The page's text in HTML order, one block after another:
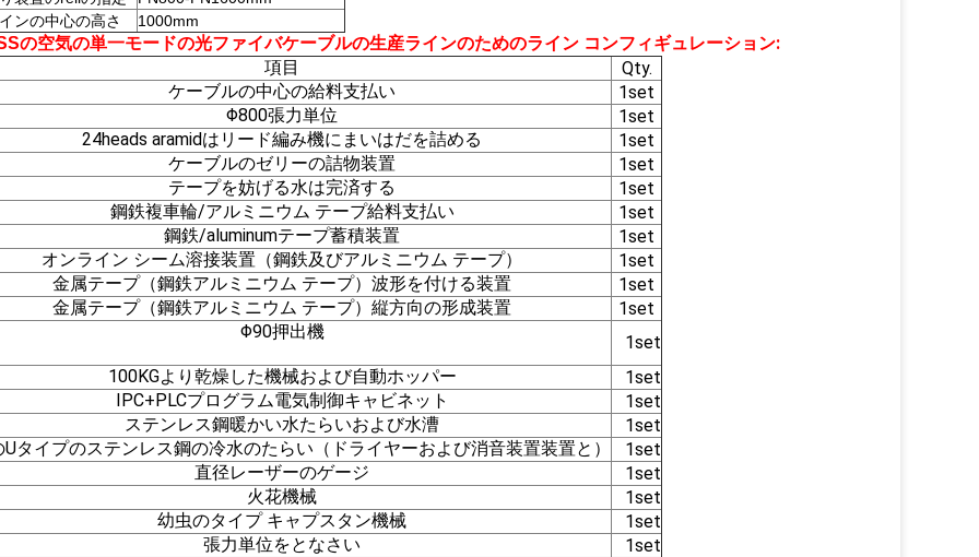
ンの中心の高さ
1000mm
の空気の単一モードの光ファイバケーブルの生産ラインのためのライン コンフィギュレーション:
項目
Qty.
ケーブルの中心の給料支払い
1set
Φ800張力単位
1set
24heads aramidはリード編み機にまいはだを詰める
1set
ケーブルのゼリーの詰物装置
1set
テープを妨げる水は完済する
1set
鋼鉄複車輪/アルミニウム テープ給料支払い
1set
鋼鉄/aluminumテープ蓄積装置
1set
オンライン シーム溶接装置（鋼鉄及びアルミニウム テープ）
1set
金属テープ（鋼鉄アルミニウム テープ）波形を付ける装置
1set
金属テープ（鋼鉄アルミニウム テープ）縦方向の形成装置
1set
Φ90押出機
1set
100KGより乾燥した機械および自動ホッパー
1set
IPC+PLCプログラム電気制御キャビネット
1set
ステンレス鋼暖かい水たらいおよび水漕
1set
Uタイプのステンレス鋼の冷水のたらい（ドライヤーおよび消音装置装置と）
1set
直径レーザーのゲージ
1set
火花機械
1set
幼虫のタイプ キャプスタン機械
1set
張力単位をとなさい
1set